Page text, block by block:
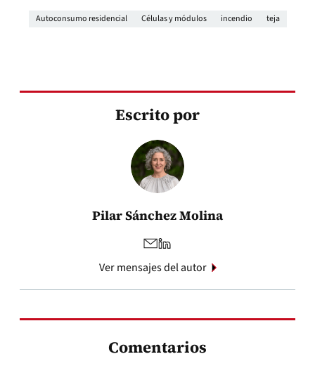
Autoconsumo residencial Células y módulos incendio teja
Escrito por
Pilar Sánchez Molina
Ver mensajes del autor
Comentarios